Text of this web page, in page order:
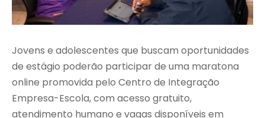
Jovens e adolescentes que buscam oportunidades
de estágio poderão participar de uma maratona
online promovida pelo Centro de Integração
Empresa-Escola, com acesso gratuito,
atendimento humano e vagas disponíveis em